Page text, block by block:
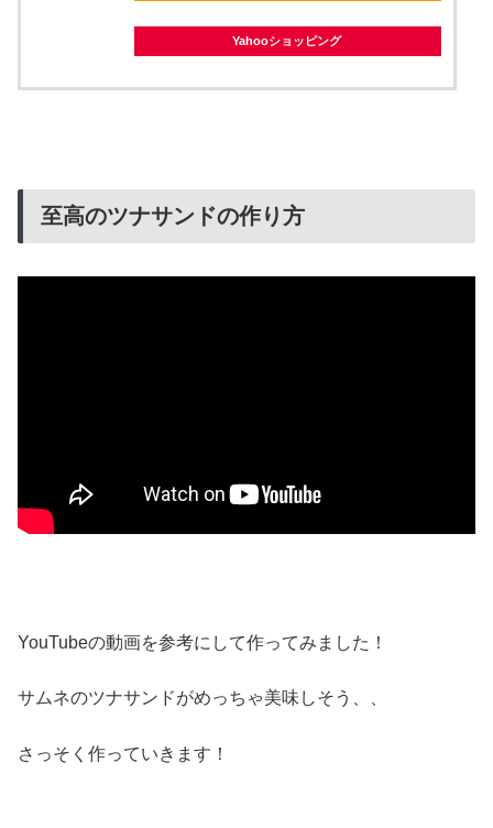
Yahooショッピング
至高のツナサンドの作り方
YouTubeの動画を参考にして作ってみました！
サムネのツナサンドがめっちゃ美味しそう、、
さっそく作っていきます！